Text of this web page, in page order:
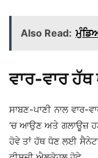
Also Read:
ਵਾਰ-ਵਾਰ ਹੱਥ
ਸਾਬਣ-ਪਾਣੀ ਨਾਲ ਵਾਰ-
‘ਚ ਆਉਣ ਅਤੇ ਗਲਾਊਜ਼
ਹੋਵੇ ਤਾਂ ਹੱਥ ਧੋਣ ਲਈ